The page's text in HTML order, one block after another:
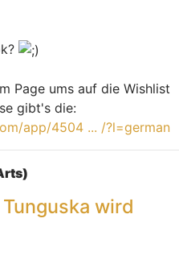
Page ums auf die Wishlist
gibt's die:
app/4504 ... /?l=german
wird